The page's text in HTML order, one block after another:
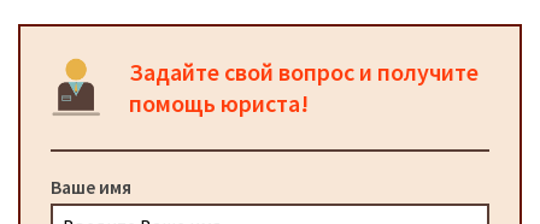
Задайте свой вопрос и получите
помощь юриста!
Ваше имя